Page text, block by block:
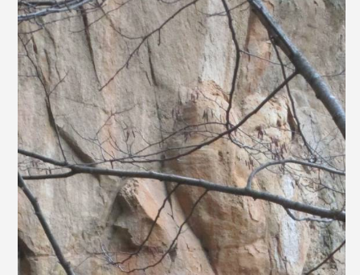
Kuvavõistlused
UUS KUVAVÕISTLUS
Hiite kuvavõistlus 2026
VANEMAD KUVAVÕISTLUSED
Kontakt